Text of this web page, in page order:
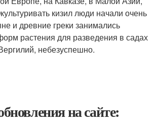
кизил люди начали очень
и древние греки занимались
растения для разведения в садах
небезуспешно.
на сайте: